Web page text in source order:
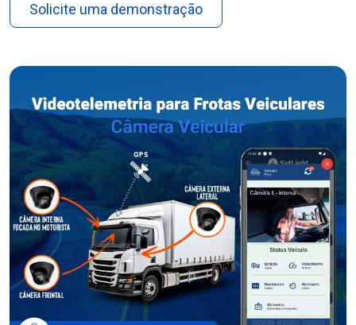
Solicite uma demonstração